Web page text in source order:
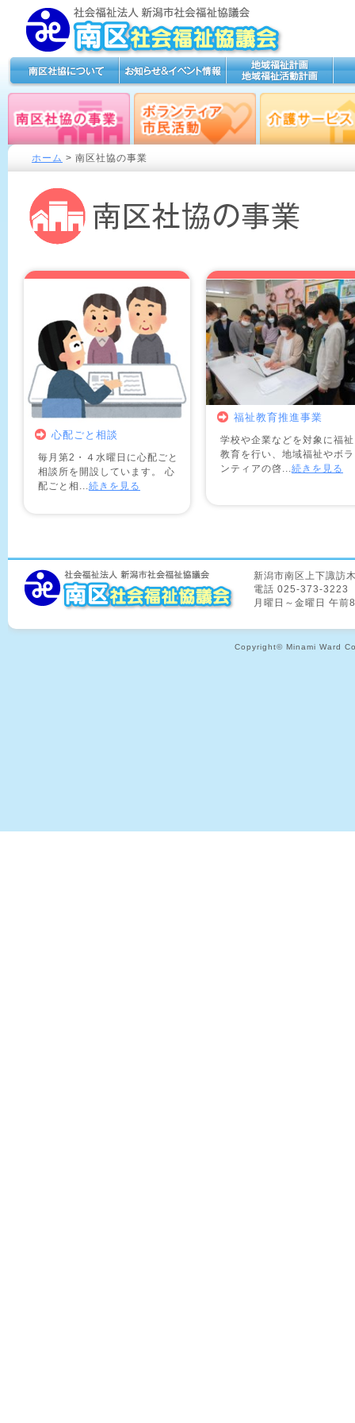
ホーム > 南区社協の事業
心配ごと相談
毎月第2・４水曜日に心配ごと
相談所を開設しています。 心
配ごと相...続きを見る
福祉教育推進事業
学校や企業などを対象に福祉
教育を行い、地域福祉やボラ
ンティアの啓...続きを見る
新潟市南区上下諏訪
電話 025-373-3223
月曜日～金曜日 午
Copyright© Minami Ward